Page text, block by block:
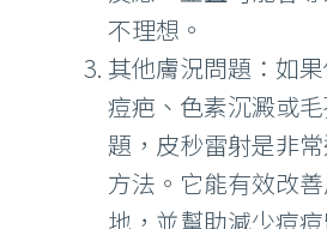
不理想。
其他膚況問題：如
痘疤、色素沉澱或
題，皮秒雷射是非
方法。它能有效改
地，並幫助減少痘